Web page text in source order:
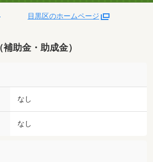
目黒区のホームページ
助金・助成金）
なし
なし